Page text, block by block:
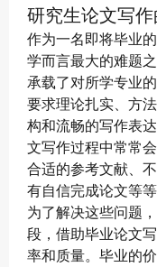
研究生论文写
作为一名即将毕业
学而言最大的难题
承载了对所学专业
要求理论扎实、方
构和流畅的写作表
文写作过程中常常
合适的参考文献、
有自信完成论文等
为了解决这些问题
段，借助毕业论文
率和质量。毕业的价